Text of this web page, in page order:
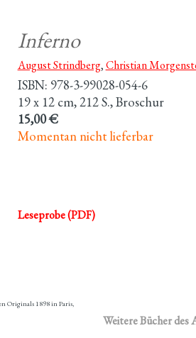
Inferno
August Strindberg,Christian
ISBN: 978-3-99028-054-6
19 x 12 cm, 212 S., Broschur
15,00 €
Momentan nicht lieferbar
Leseprobe (PDF)
Originals 1898 in Paris,
Weitere Bücher des